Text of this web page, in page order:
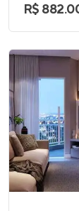
R$